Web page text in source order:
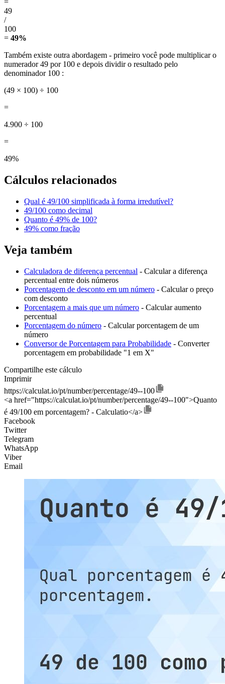
=
49
/
100
= 49%
Também existe outra abordagem - primeiro você pode multiplicar o
numerador 49 por 100 e depois dividir o resultado pelo
denominador 100 :
(49 × 100) ÷ 100
=
4.900 ÷ 100
=
49%
Cálculos relacionados
Qual é 49/100 simplificada à forma irredutível?
49/100 como decimal
Quanto é 49% de 100?
49% como fração
Veja também
Calculadora de diferença percentual - Calcular a diferença
percentual entre dois números
Porcentagem de desconto em um número - Calcular o preço
com desconto
Porcentagem a mais que um número - Calcular aumento
percentual
Porcentagem do número - Calcular porcentagem de um
número
Conversor de Porcentagem para Probabilidade - Converter
porcentagem em probabilidade "1 em X"
Compartilhe este cálculo
Imprimir
https://calculat.io/pt/number/percentage/49--100
<a href="https://calculat.io/pt/number/percentage/49--100">Quanto
é 49/100 em porcentagem? - Calculatio</a>
Facebook
Twitter
Telegram
WhatsApp
Viber
Email